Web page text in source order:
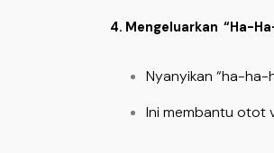
4. Mengeluarkan “Ha-
Nyanyikan “ha-ha-
Ini membantu otot